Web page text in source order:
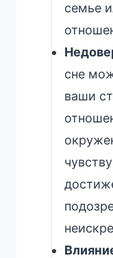
семье
сне
ваши